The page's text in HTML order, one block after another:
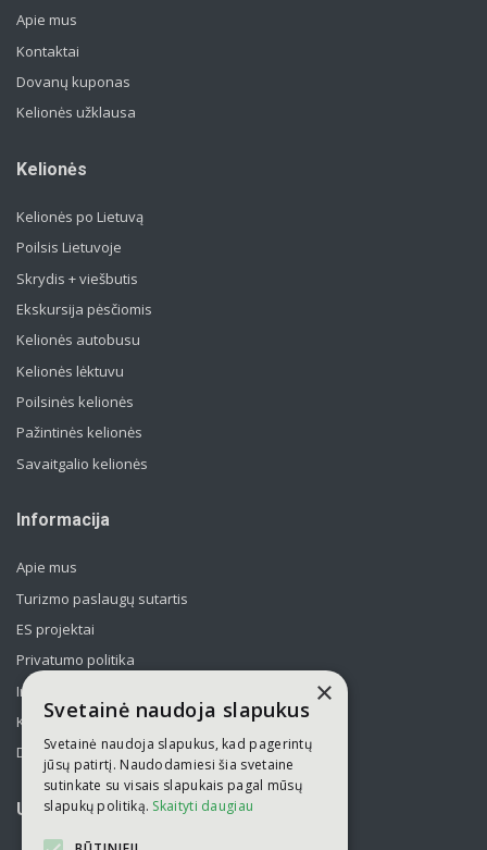
Apie mus
Kontaktai
Dovanų kuponas
Kelionės užklausa
Kelionės
Kelionės po Lietuvą
Poilsis Lietuvoje
Skrydis + viešbutis
Ekskursija pėsčiomis
Kelionės autobusu
Kelionės lėktuvu
Poilsinės kelionės
Pažintinės kelionės
Savaitgalio kelionės
Informacija
Apie mus
Turizmo paslaugų sutartis
ES projektai
Privatumo politika
Informavimas apie asmens duomenų tvarkymą
Kelionės kolektyvams po Lietuvą
Draudimas
UAB „Kelionių laikas“
×
Svetainė naudoja slapukus
Svetainė naudoja slapukus, kad pagerintų
jūsų patirtį. Naudodamiesi šia svetaine
sutinkate su visais slapukais pagal mūsų
slapukų politiką. Skaityti daugiau